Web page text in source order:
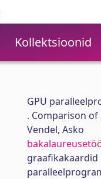
Kollektsioonid
GPU
. Comparison
Vendel, Asko
graafikakaardid